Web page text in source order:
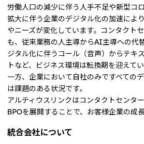
2026.8.4
2027年3月期第1四半期決算説明会を開催し
2026.8.4 適時開示
従業員向け株式報酬制度の継続
2026.8.4 適時開示
2027年3月期第1四半期決算
中南米
メキシコ三井物産有限会社
チリ三井物産有限会社
ブラジル三井物産株式会社
欧州
欧州三井物産株式会社
ドイツ三井物産有限会社
ベネルックス三井物産株式会社
労働人口の減少に伴う人手不足や新型コ
拡大に伴う企業のデジタル化の加速によ
やニーズが変化しています。コンタクト
も、従来業務の人主導からAI主導への代
ジタル化に伴うコール（音声）からテキ
トなど、ビジネス環境は転換期を迎えてい
一方、企業において自社のみですべての
は課題のある状況です。
アルティウスリンクはコンタクトセンタ
BPOを展開することで、お客様企業の成
統合会社について